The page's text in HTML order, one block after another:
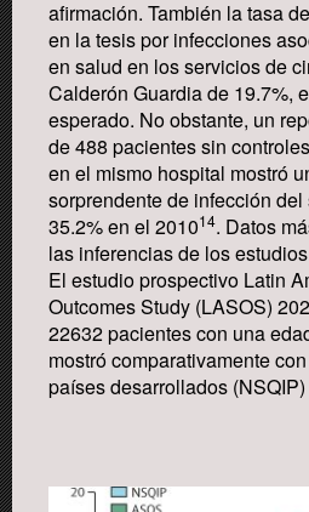
afirmación. También la tasa
en la tesis por infecciones
en salud en los servicios de
Calderón Guardia de 19.7%,
esperado. No obstante, un
de 488 pacientes sin controles
en el mismo hospital mostró
sorprendentede infección del
35.2% en el 201014. Datos
las inferencias de los
El estudio prospectivo Latin
Outcomes Study (LASOS)
22632pacientes con una
mostró comparativamente
países desarrollados (NSQIP)